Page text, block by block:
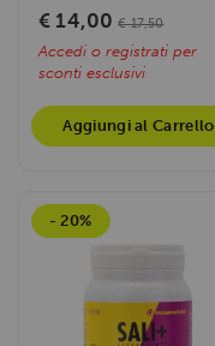
€ 14,00 € 17,50
Accedi o registrati per
sconti esclusivi
Aggiungi al Carrello
- 20%